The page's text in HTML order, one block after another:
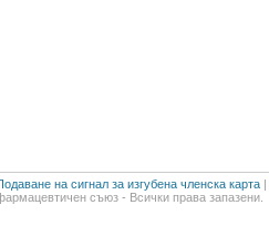
на сигнал за изгубена членска карта |
съюз - Всички права запазени.